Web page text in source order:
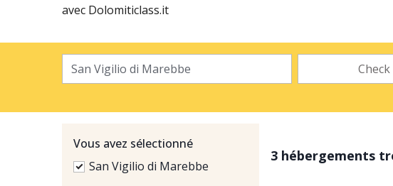
avec Dolomiticlass.it
Vous avez sélectionné
San Vigilio di Marebbe
3 hébergements